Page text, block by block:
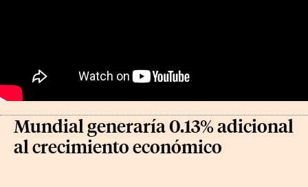
Mundial generaría 0.13% adicional
al crecimiento económico